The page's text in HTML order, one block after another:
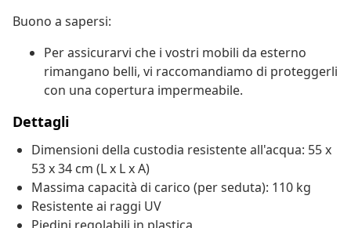
Buono a sapersi:
Per assicurarvi che i vostri mobili da esterno
rimangano belli, vi raccomandiamo di proteggerli
con una copertura impermeabile.
Dettagli
Dimensioni della custodia resistente all'acqua: 55 x
53 x 34 cm (L x L x A)
Massima capacità di carico (per seduta): 110 kg
Resistente ai raggi UV